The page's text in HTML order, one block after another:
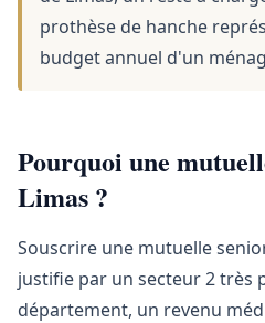
prothèse de hanche
budget annuel d'un
Pourquoi une
Limas ?
Souscrire une mutuelle
justifie par un secteur 2 très
département, un revenu